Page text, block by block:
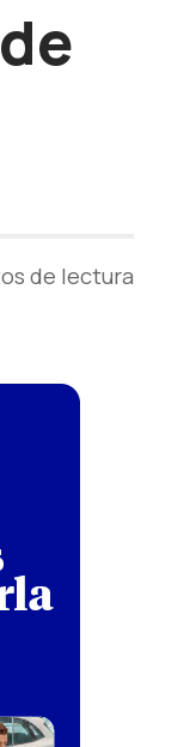
de lectura